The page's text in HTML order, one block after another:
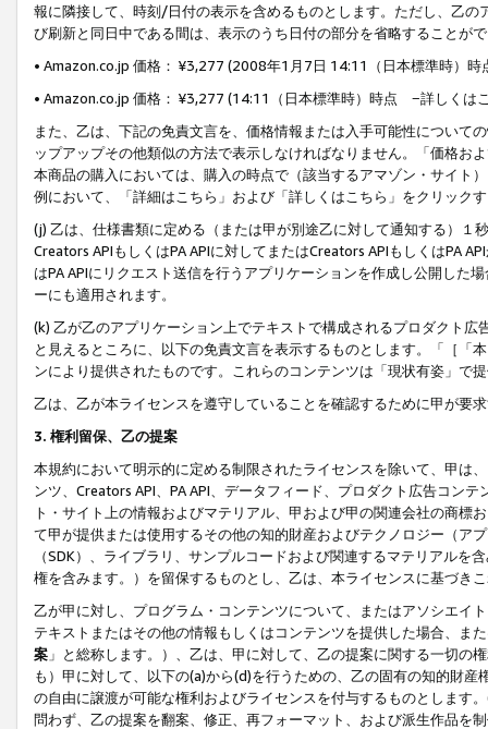
報に隣接して、時刻/日付の表示を含めるものとします。ただし、乙
び刷新と同日中である間は、表示のうち日付の部分を省略することが
• Amazon.co.jp 価格： ¥3,277 (2008年1月7日 14:11（日本標準時）
• Amazon.co.jp 価格： ¥3,277 (14:11（日本標準時）時点 −詳しくは
また、乙は、下記の免責文言を、価格情報または入手可能性について
ップアップその他類似の方法で表示しなければなりません。「価格
本商品の購入においては、購入の時点で（該当するアマゾン・サイト
例において、「詳細はこちら」および「詳しくはこちら」をクリック
(j) 乙は、仕様書類に定める（または甲が別途乙に対して通知する）
Creators APIもしくはPA APIに対してまたはCreators APIもしくはPA
はPA APIにリクエスト送信を行うアプリケーションを作成し公開した
ーにも適用されます。
(k) 乙が乙のアプリケーション上でテキストで構成されるプロダクト
と見えるところに、以下の免責文言を表示するものとします。「［「
ンにより提供されたものです。これらのコンテンツは「現状有姿」で
乙は、乙が本ライセンスを遵守していることを確認するために甲が要
3. 権利留保、乙の提案
本規約において明示的に定める制限されたライセンスを除いて、甲は
ンツ、Creators API、PA API、データフィード、プロダクト広告コン
ト・サイト上の情報およびマテリアル、甲および甲の関連会社の商
て甲が提供または使用するその他の知的財産およびテクノロジー（ア
（SDK）、ライブラリ、サンプルコードおよび関連するマテリアル
権を含みます。）を留保するものとし、乙は、本ライセンスに基づき
乙が甲に対し、プログラム・コンテンツについて、またはアソシエイ
テキストまたはその他の情報もしくはコンテンツを提供した場合、ま
案 」と総称します。）、乙は、甲に対して、乙の提案に関する一切
も）甲に対して、以下の(a)から(d)を行うための、乙の固有の知的財
の自由に譲渡が可能な権利およびライセンスを付与するものとします
問わず、乙の提案を翻案、修正、再フォーマット、および派生作品を